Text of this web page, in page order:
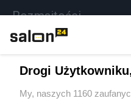
Rozmaitości
Sport
Drogi
My, naszych 1160